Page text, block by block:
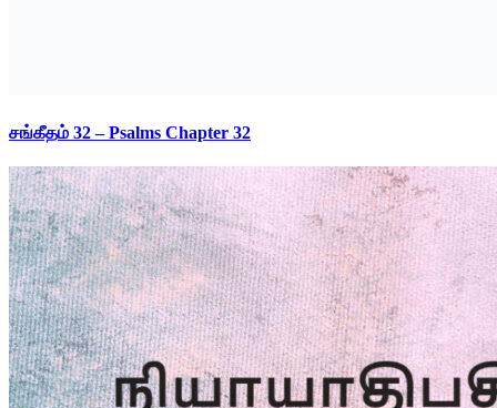
சங்கீதம் 32 – Psalms Chapter 32